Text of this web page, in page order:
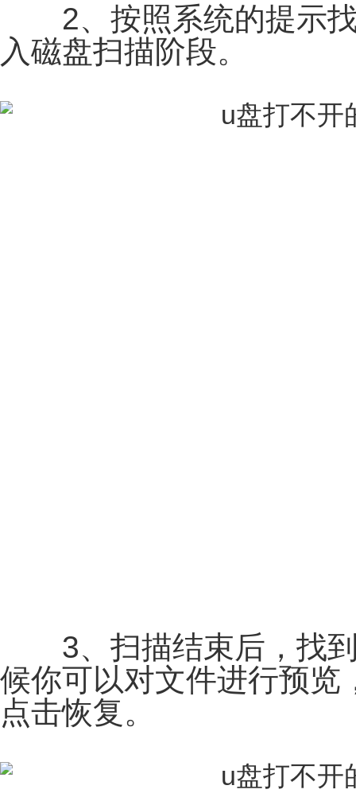
2、按照系统的提示找
入磁盘扫描阶段。
3、扫描结束后，找到
候你可以对文件进行预览
点击恢复。